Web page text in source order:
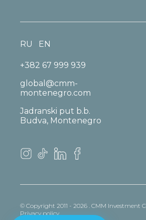
+382 67 999 939
global@cmm-
montenegro.com
Jadranski put b.b.
Budva, Montenegro
RU EN
© Copyright 2011 - 2026 . CMM Investment
Privacy policy